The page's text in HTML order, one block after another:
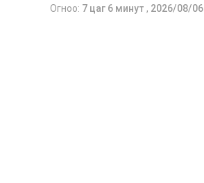
Огноо: 7 цаг 6 минут , 2026/08/06